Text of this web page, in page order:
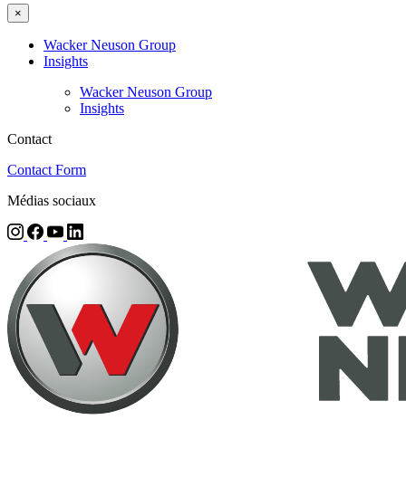
×
Wacker Neuson Group
Insights
Wacker Neuson Group
Insights
Contact
Contact Form
Médias sociaux